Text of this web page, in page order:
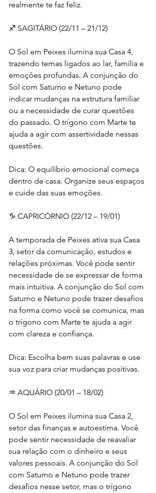
realmente te faz feliz.
♐ SAGITÁRIO (22/11 – 21/12)
O Sol em Peixes ilumina sua Casa 4,
trazendo temas ligados ao lar, família e
emoções profundas. A conjunção do
Sol com Saturno e Netuno pode
indicar mudanças na estrutura familiar
ou a necessidade de curar questões
do passado. O trígono com Marte te
ajuda a agir com assertividade nessas
questões.
Dica: O equilíbrio emocional começa
dentro de casa. Organize seus espaços
e cuide das suas emoções.
♑ CAPRICÓRNIO (22/12 – 19/01)
A temporada de Peixes ativa sua Casa
3, setor da comunicação, estudos e
relações próximas. Você pode sentir
necessidade de se expressar de forma
mais intuitiva. A conjunção do Sol com
Saturno e Netuno pode trazer desafios
na forma como você se comunica, mas
o trígono com Marte te ajuda a agir
com clareza e confiança.
Dica: Escolha bem suas palavras e use
sua voz para criar mudanças positivas.
♒ AQUÁRIO (20/01 – 18/02)
O Sol em Peixes ilumina sua Casa 2,
setor das finanças e autoestima. Você
pode sentir necessidade de reavaliar
sua relação com o dinheiro e seus
valores pessoais. A conjunção do Sol
com Saturno e Netuno pode trazer
desafios nesse setor, mas o trígono